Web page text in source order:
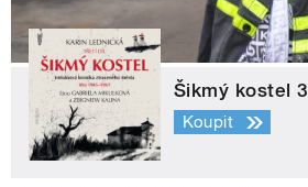
Šikmý kostel 3
Koupit